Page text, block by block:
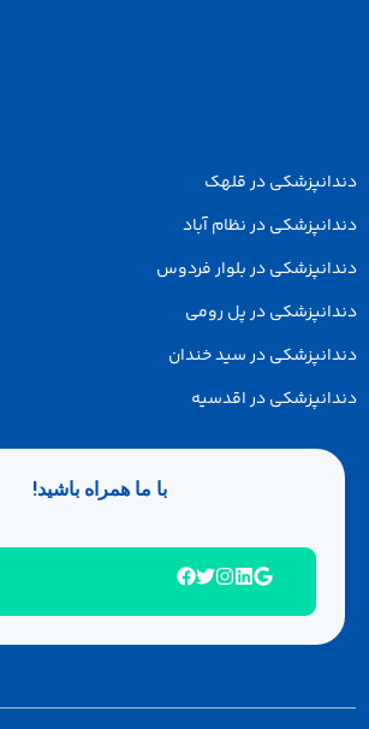
در قلهک
در نظام آباد
در بلوار فردوس
در پل رومی
در سید خندان
در اقدسیه
با ما همراه باشید!